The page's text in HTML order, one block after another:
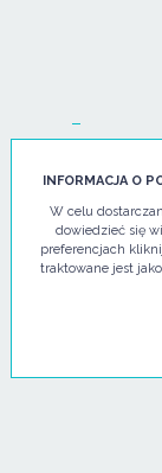
INFORMACJA O
W celu
dowiedzieć się
preferencjach
traktowane jest